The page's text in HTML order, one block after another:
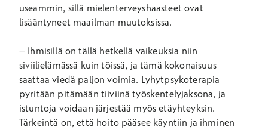
useammin, sillä mielenterveyshaasteet ovat
lisääntyneet maailman muutoksissa.
– Ihmisillä on tällä hetkellä vaikeuksia niin
siviilielämässä kuin töissä, ja tämä kokonaisuus
saattaa viedä paljon voimia. Lyhytpsykoterapia
pyritään pitämään tiiviinä työskentelyjaksona, ja
istuntoja voidaan järjestää myös etäyhteyksin.
Tärkeintä on, että hoito pääsee käyntiin ja ihminen